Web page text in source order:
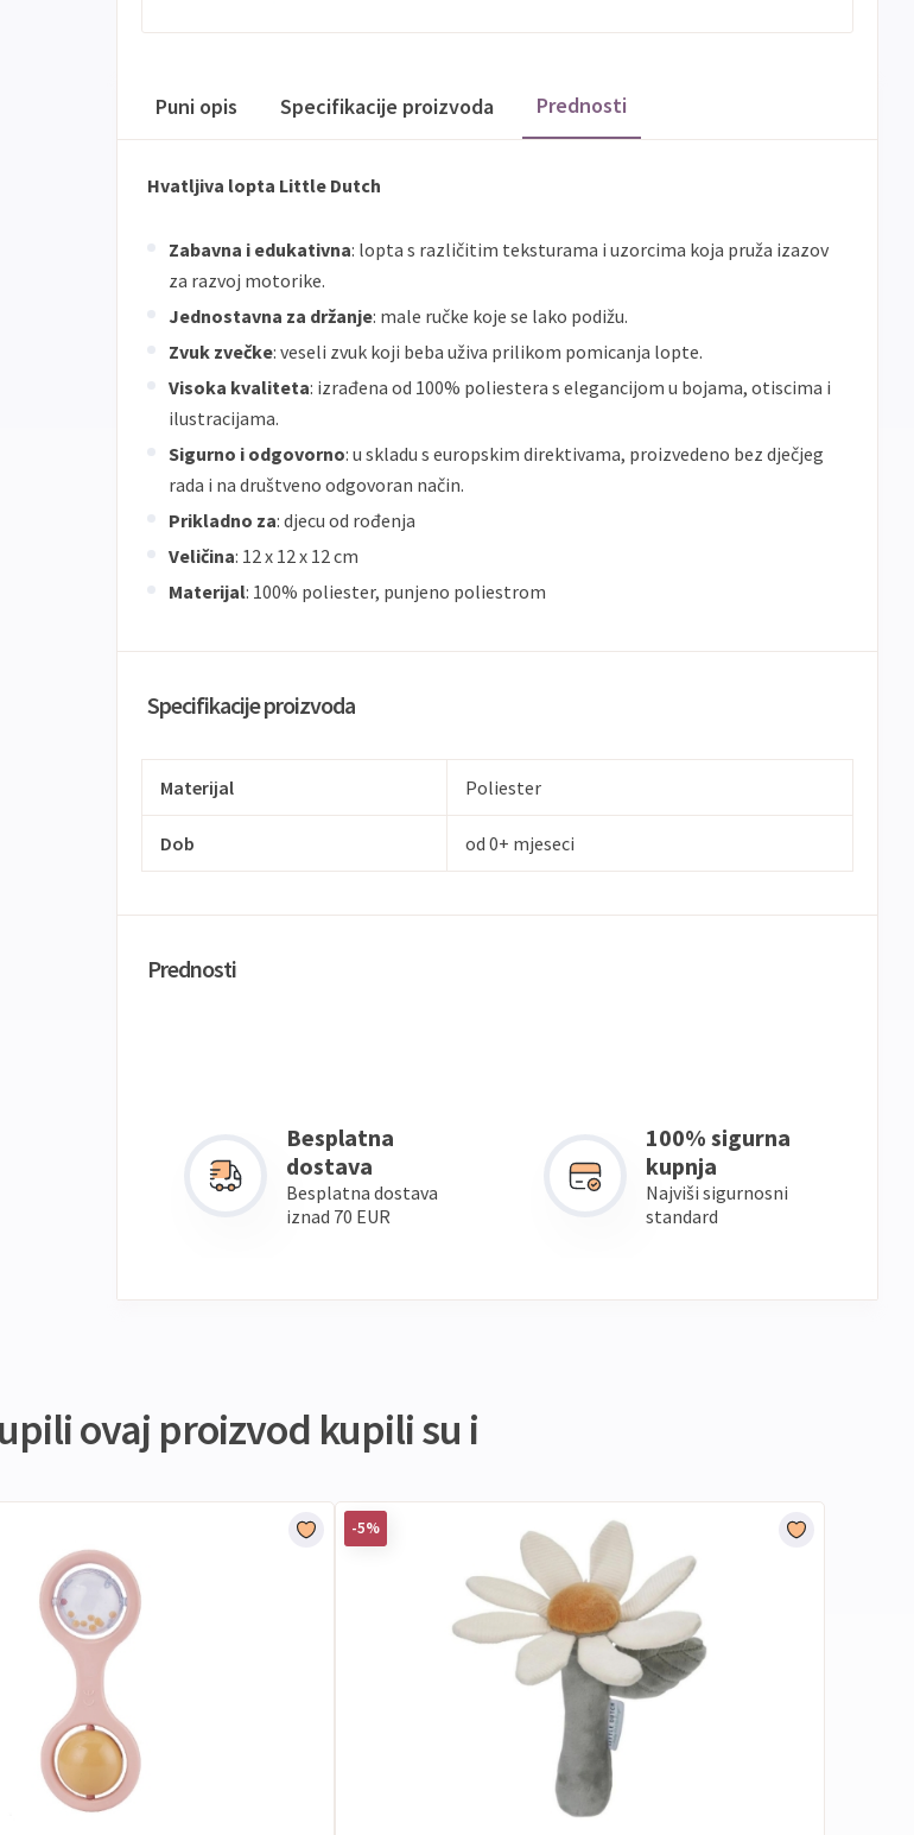
Puni opis Specifikacije proizvoda Prednosti
Hvatljiva lopta Little Dutch
Zabavna i edukativna: lopta s različitim teksturama i uzorcima koja pruža izazov
za razvoj motorike.
Jednostavna za držanje: male ručke koje se lako podižu.
Zvuk zvečke: veseli zvuk koji beba uživa prilikom pomicanja lopte.
Visoka kvaliteta: izrađena od 100% poliestera s elegancijom u bojama, otiscima i
ilustracijama.
Sigurno i odgovorno: u skladu s europskim direktivama, proizvedeno bez dječjeg
rada i na društveno odgovoran način.
Prikladno za: djecu od rođenja
Veličina: 12 x 12 x 12 cm
Materijal: 100% poliester, punjeno poliestrom
Specifikacije proizvoda
Materijal Poliester
Dob od 0+ mjeseci
Prednosti
Besplatna
dostava
Besplatna dostava
iznad 70 EUR
100% sigurna
kupnja
Najviši sigurnosni
standard
ovaj proizvod kupili su i
-5%